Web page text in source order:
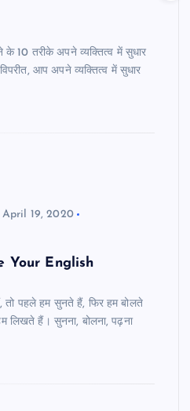
के 10 तरीके अपने व्यक्तित्व में सुधार
आप अपने व्यक्तित्व में सुधार
April 19, 2020
Your English
तो पहले हम सुनते हैं, फिर हम बोलते
हैं। सुनना, बोलना, पढ़ना